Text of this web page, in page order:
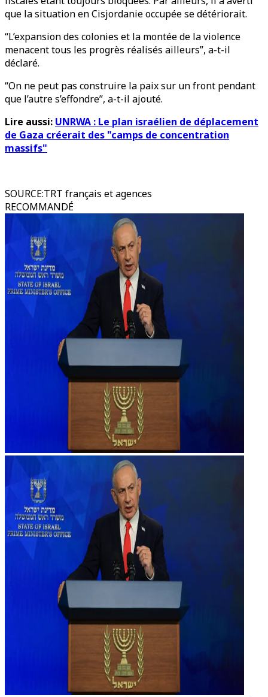
que la situation en Cisjordanie occupée se détériorait.
“L’expansion des colonies et la montée de la violence
menacent tous les progrès réalisés ailleurs”, a-t-il
déclaré.
“On ne peut pas construire la paix sur un front pendant
que l’autre s’effondre”, a-t-il ajouté.
Lire aussi: UNRWA : Le plan israélien de déplacement
de Gaza créerait des "camps de concentration
massifs"
SOURCE:TRT français et agences
RECOMMANDÉ